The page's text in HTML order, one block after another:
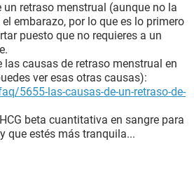
retraso menstrual (aunque no la
embarazo, por lo que es lo primero
puesto que no requieres a un
causas de retraso menstrual en
ver esas otras causas):
5655-las-causas-de-un-retraso-de-
beta cuantitativa en sangre para
que estés más tranquila...